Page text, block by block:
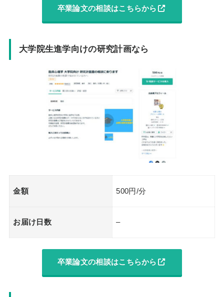
卒業論文の相談はこちらから
大学院生進学向けの研究計画なら
金額 500円/分
お届け日数 –
卒業論文の相談はこちらから